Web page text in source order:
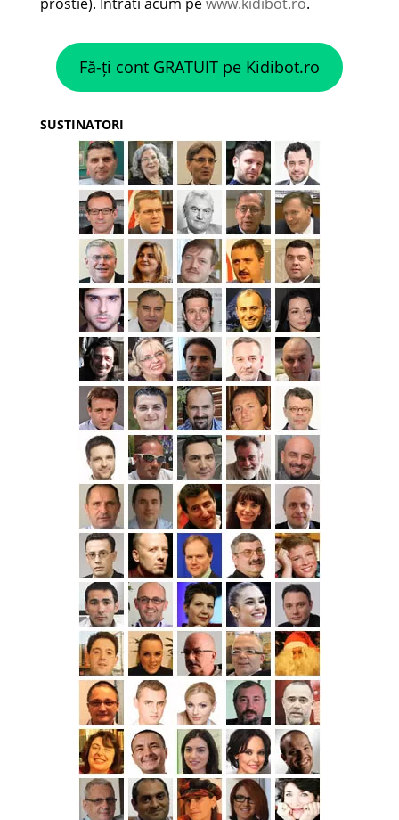
Fă-ți cont GRATUIT pe Kidibot.ro
SUSTINATORI